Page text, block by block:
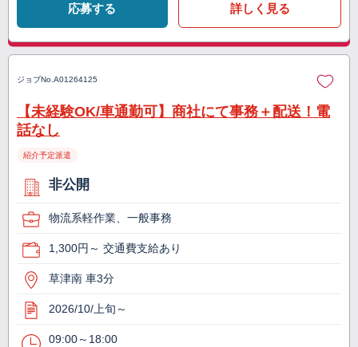
応募する 詳しく見る
ジョブNo. A01264125
【未経験OK/車通勤可】商社にて事務＋配送！電
話なし
紹介予定派遣
非公開
物流系軽作業、一般事務
1,300円～ 交通費支給あり
草津南 車3分
2026/10/上旬～
09:00～18:00